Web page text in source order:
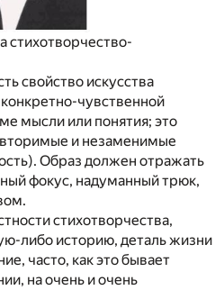
стихотворчество-
свойство искусства
чувственной
мысли или понятия; это
и незаменимые
Образ должен отражать
фокус, надуманный трюк,
стихотворчества,
либо историю, деталь жизни
часто, как это бывает
на очень и очень